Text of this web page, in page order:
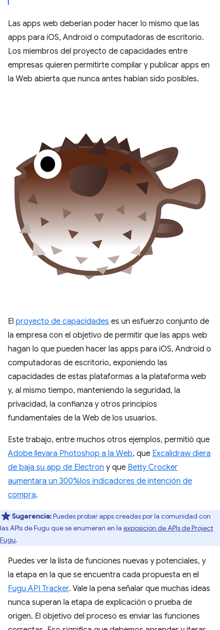
Las apps web deberían poder hacer lo mismo que las
apps para iOS, Android o computadoras de escritorio.
Los miembros del proyecto de capacidades entre
empresas quieren permitirte compilar y publicar apps en
la Web abierta que nunca antes habían sido posibles.
El proyecto de capacidades es un esfuerzo conjunto de
la empresa con el objetivo de permitir que las apps web
hagan lo que pueden hacer las apps para iOS, Android o
computadoras de escritorio, exponiendo las
capacidades de estas plataformas a la plataforma web
y, al mismo tiempo, manteniendo la seguridad, la
privacidad, la confianza y otros principios
fundamentales de la Web de los usuarios.
Este trabajo, entre muchos otros ejemplos, permitió que
Adobe llevara Photoshop a la Web, que Excalidraw diera
de baja su app de Electron y que Betty Crocker
aumentara un 300%los indicadores de intención de
compra.
Sugerencia:Puedes probar apps creadas por la comunidad con
las APIs de Fugu que se enumeran en la exposición de APIs de Project
Fugu.
Puedes ver la lista de funciones nuevas y potenciales, y
la etapa en la que se encuentra cada propuesta en el
Fugu API Tracker. Vale la pena señalar que muchas ideas
nunca superan la etapa de explicación o prueba de
origen. El objetivo del proceso es enviar las funciones